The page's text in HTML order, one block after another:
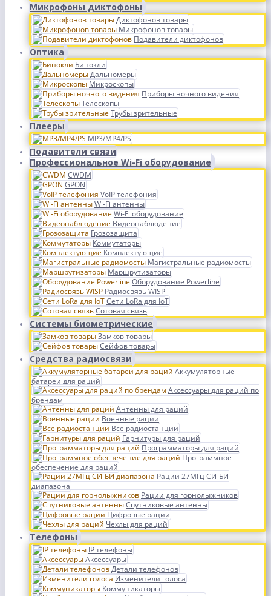
Микрофоны диктофоны
Диктофонов товары
Микрофонов товары
Подавители диктофонов
Оптика
Бинокли
Дальномеры
Микроскопы
Приборы ночного видения
Телескопы
Трубы зрительные
Плееры
MP3/MP4/PS
Подавители связи
Профессиональное Wi-Fi оборудование
CWDM
GPON
VoIP телефония
Wi-Fi антенны
Wi-Fi оборудование
Видеонаблюдение
Грозозащита
Коммутаторы
Комплектующие
Магистральные радиомосты
Маршрутизаторы
Оборудование Powerline
Радиосвязь WISP
Сети LoRa для IoT
Сотовая связь
Системы биометрические
Замков товары
Сейфов товары
Средства радиосвязи
Аккумуляторные
батареи для раций
Аксессуары для раций по
брендам
Антенны для раций
Военные рации
Все радиостанции
Гарнитуры для раций
Программаторы для раций
Программное
обеспечение для раций
Рации 27МГц СИ-БИ
диапазона
Рации для горнолыжников
Спутниковые антенны
Цифровые рации
Чехлы для раций
Телефоны
IP телефоны
Аксессуары
Детали телефонов
Изменители голоса
Коммуникаторы